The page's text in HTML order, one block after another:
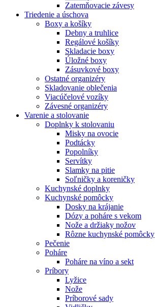
Zatemňovacie závesy
Triedenie a úschova
Boxy a košíky
Debny a truhlice
Regálové košíky
Skladacie boxy
Úložné boxy
Zásuvkové boxy
Ostatné organizéry
Skladovanie oblečenia
Viacúčelové vozíky
Závesné organizéry
Varenie a stolovanie
Doplnky k stolovaniu
Misky na ovocie
Podtácky
Popolníky
Servítky
Slamky na pitie
Soľničky a koreničky
Kuchynské doplnky
Kuchynské pomôcky
Dosky na krájanie
Dózy a poháre s vekom
Nože a držiaky nožov
Rôzne kuchynské pomôcky
Pečenie
Poháre
Poháre na víno a sekt
Príbory
Lyžice
Nože
Príborové sady